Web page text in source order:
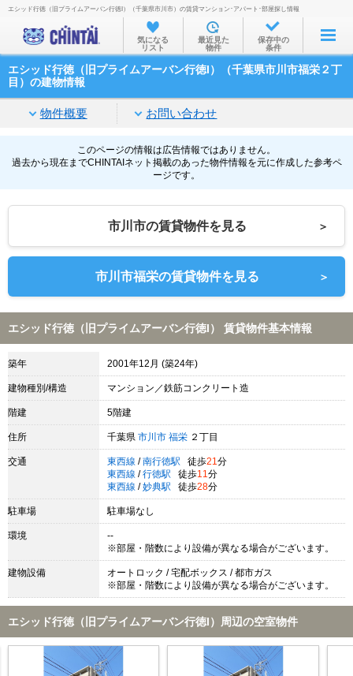
お部屋を探す
沿線・駅から
家賃相場から
物件特集から
TOP
エシッド行徳（旧プライムアーバン行徳I）（千葉県市川市）の賃貸マンション･アパート･部屋探し情報
気になる
リスト
最近見た
物件
保存中の
条件
エシッド行徳（旧プライムアーバン行徳I）（千葉県市川市福栄２丁
目）の建物情報
物件概要 お問い合わせ
このページの情報は広告情報ではありません。
過去から現在までCHINTAIネット掲載のあった物件情報を元に作成した参考ペ
ージです。
市川市の賃貸物件を見る ＞
市川市福栄の賃貸物件を見る ＞
エシッド行徳（旧プライムアーバン行徳I） 賃貸物件基本情報
築年 2001年12月 (築24年)
建物種別/構造 マンション／鉄筋コンクリート造
階建 5階建
住所 千葉県 市川市 福栄 ２丁目
交通 東西線 / 南行徳駅 徒歩21 分
東西線 / 行徳駅 徒歩11 分
東西線 / 妙典駅 徒歩28分
駐車場 駐車場なし
環境
--
※部屋・階数により設備が異なる場合がございます。
建物設備
オートロック / 宅配ボックス / 都市ガス
※部屋・階数により設備が異なる場合がございます。
エシッド行徳（旧プライムアーバン行徳I）周辺の空室物件